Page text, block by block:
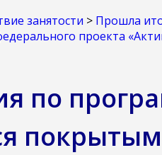
занятости > Прошла
проекта
по